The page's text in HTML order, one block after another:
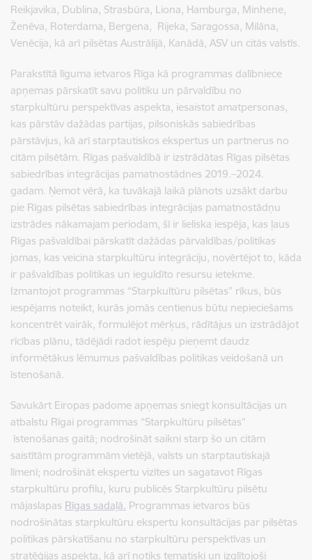
Reikjavika, Dublina, Strasbūra, Liona, Hamburga, Minhene,
Ženēva, Roterdama, Bergena, Rijeka, Saragossa, Milāna,
Venēcija, kā arī pilsētas Austrālijā, Kanādā, ASV un citās valstīs.
Parakstītā līguma ietvaros Rīga kā programmas dalībniece
apņemas pārskatīt savu politiku un pārvaldību no
starpkultūru perspektīvas aspekta, iesaistot amatpersonas,
kas pārstāv dažādas partijas, pilsoniskās sabiedrības
pārstāvjus, kā arī starptautiskos ekspertus un partnerus no
citām pilsētām. Rīgas pašvaldībā ir izstrādātas Rīgas pilsētas
sabiedrības integrācijas pamatnostādnes 2019.–2024.
gadam. Ņemot vērā, ka tuvākajā laikā plānots uzsākt darbu
pie Rīgas pilsētas sabiedrības integrācijas pamatnostādņu
izstrādes nākamajam periodam, šī ir lieliska iespēja, kas ļaus
Rīgas pašvaldībai pārskatīt dažādas pārvaldības/politikas
jomas, kas veicina starpkultūru integrāciju, novērtējot to, kāda
ir pašvaldības politikas un ieguldīto resursu ietekme.
Izmantojot programmas “Starpkultūru pilsētas” rīkus, būs
iespējams noteikt, kurās jomās centienus būtu nepieciešams
koncentrēt vairāk, formulējot mērķus, rādītājus un izstrādājot
rīcības plānu, tādējādi radot iespēju pieņemt daudz
informētākus lēmumus pašvaldības politikas veidošanā un
īstenošanā.
Savukārt Eiropas padome apņemas sniegt konsultācijas un
atbalstu Rīgai programmas “Starpkultūru pilsētas”
īstenošanas gaitā; nodrošināt saikni starp šo un citām
saistītām programmām vietējā, valsts un starptautiskajā
līmenī; nodrošināt ekspertu vizītes un sagatavot Rīgas
starpkultūru profilu, kuru publicēs Starpkultūru pilsētu
mājaslapas Rīgas sadaļā. Programmas ietvaros būs
nodrošinātas starpkultūru ekspertu konsultācijas par pilsētas
politikas pārskatīšanu no starpkultūru perspektīvas un
stratēģijas aspekta, kā arī notiks tematiski un izglītojoši